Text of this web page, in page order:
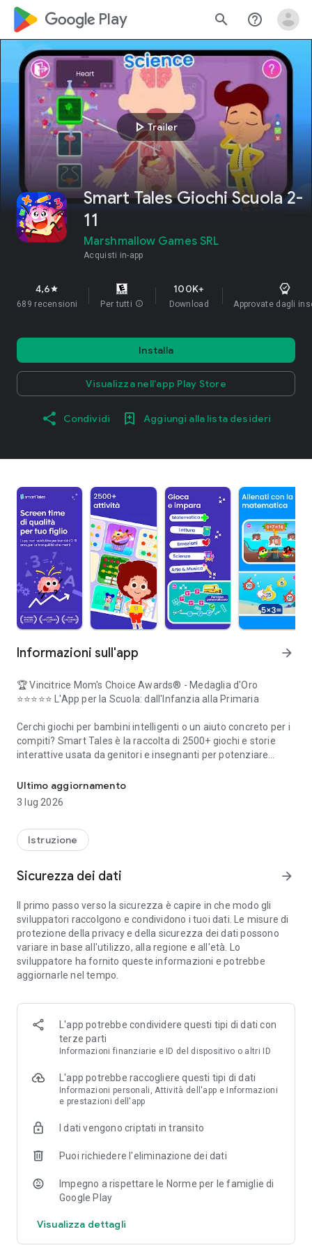
google_logo Play search help_outline
play_arrowTrailer
Smart Tales Giochi Scuola 2-
11
Marshmallow Games SRL
Acquisti in-app
4,6star
689 recensioni Per tutti info
100K+
Download Approvate dagli
Installa
Visualizza nell'app Play Store
Condividi Aggiungi alla lista desideri
Informazioni sull'app arrow_forward
🏆 Vincitrice Mom's Choice Awards® - Medaglia d'Oro
⭐⭐⭐⭐⭐ L'App per la Scuola: dall'Infanzia alla Primaria
Cerchigiochi per bambini intelligenti o un aiuto concreto per i
compiti? Smart Tales è la raccolta di 2500+ giochi e storie
interattive usata da genitori e insegnanti per potenziare
pregrafismofino al ripasso di
trasformiamo il tempo sullo schermo in apprendimento
attivo.
🚀 PERCHÉ SCELGERE SMART TALES ITALIA
STEMarricchito da valori positivi. Un ambiente sicuro, senza
✅100% IN ITALIANO:Interamentedoppiata da attori
professionisti. Voci naturali e dizione perfetta.
✅PARTNER UNICEF:Una collezione speciale di storie per
promuovere valori sociali e sani stili di vita.
✅MODALITÀ SEMPRE GRATIS:
✅500+ Schede Didattiche:Tantissime attività stampabili per
continuare a imparare senza schermo.
🧸 PER I PICCOLI: SCUOLA DELL'INFANZIA (2-5 Anni)
Prepara il tuo bambino alla prima elementare con
Accademia dei Piccoli:
emozioni (voce narrante italiana).
forme e le sequenze.
imparare a scrivere.
Inglese e Pronuncia:
🚀 PER I GRANDI: SCUOLA PRIMARIA (6-11 Anni)
Ultimo aggiornamento
3 lug 2026
Istruzione
Sicurezza dei dati arrow_forward
Il primo passo verso la sicurezza è capire in che modo gli
sviluppatori raccolgono e condividono i tuoi dati. Le misure di
protezione della privacy e della sicurezza dei dati possono
variare in base all'utilizzo, alla regione e all'età. Lo
sviluppatore ha fornito queste informazioni e potrebbe
aggiornarle nel tempo.
L'app potrebbe condividere questi tipi di dati con
terze parti
Informazioni finanziarie e ID del dispositivo o altri ID
L'app potrebbe raccogliere questi tipi di dati
Informazioni personali, Attività dell'app e Informazioni
e prestazioni dell'app
I dati vengono criptati in transito
Puoi richiedere l'eliminazione dei dati
Impegno a rispettare le Norme per le famiglie di
Google Play
Visualizza dettagli